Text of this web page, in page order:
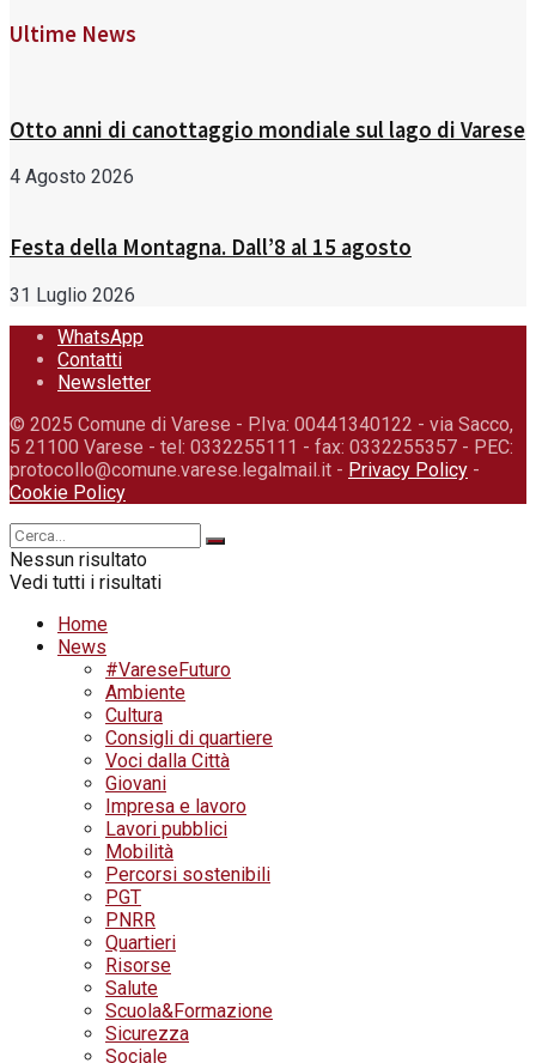
Ultime News
Otto anni di canottaggio mondiale sul lago di Varese
4 Agosto 2026
Festa della Montagna. Dall’8 al 15 agosto
31 Luglio 2026
WhatsApp
Contatti
Newsletter
© 2025 Comune di Varese - P.Iva: 00441340122 - via Sacco,
5 21100 Varese - tel: 0332255111 - fax: 0332255357 - PEC:
protocollo@comune.varese.legalmail.it - Privacy Policy -
Cookie Policy
Nessun risultato
Vedi tutti i risultati
Home
News
#VareseFuturo
Ambiente
Cultura
Consigli di quartiere
Voci dalla Città
Giovani
Impresa e lavoro
Lavori pubblici
Mobilità
Percorsi sostenibili
PGT
PNRR
Quartieri
Risorse
Salute
Scuola&Formazione
Sicurezza
Sociale